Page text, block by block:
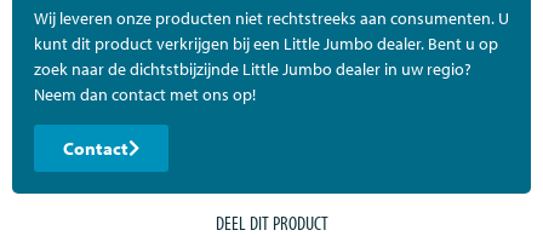
Wij leveren onze producten niet rechtstreeks aan consumenten. U
kunt dit product verkrijgen bij een Little Jumbo dealer. Bent u op
zoek naar de dichtstbijzijnde Little Jumbo dealer in uw regio?
Neem dan contact met ons op!
Contact
DEEL DIT PRODUCT